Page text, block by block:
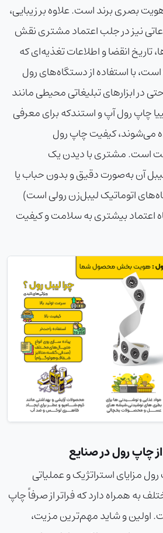
بصری برند است. علاوه بر زیبایی،
نیز در جلب اعتماد مشتری نقش
تاریخ انقضا و اطلاعات تغذیه‌ای که
با استفاده از دستگاه‌های رول
در ابزارهای تبلیغاتی محیطی مانند
یاچاپ رول آپ و استندکه برای معرفی
می‌شوند، کیفیت چاپ رول
است. مشتری با دیدن یک
آن به‌صورت دقیق و بدون حباب یا
اتوماتیک لیبل‌زن رولی است)
اعتماد بیشتری به سلامت و کیفیت
چاپ رول در صنایع
مزایای استراتژیک و عملیاتی
به همراه دارد که فراتر از صرفاً چاپ
اولین و شاید مهم‌ترین مزیت،